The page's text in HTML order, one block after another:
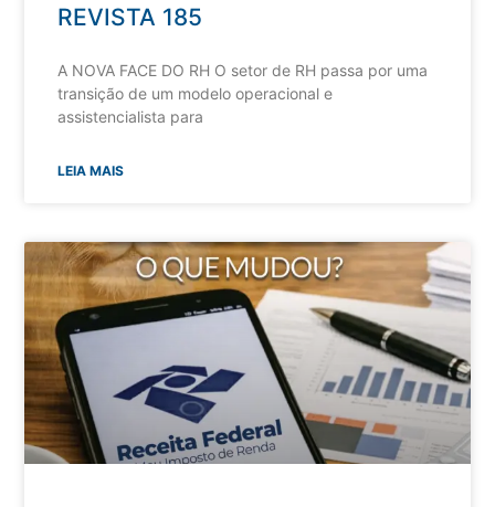
REVISTA 185
A NOVA FACE DO RH O setor de RH passa por uma
transição de um modelo operacional e
assistencialista para
LEIA MAIS